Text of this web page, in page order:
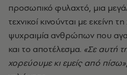
προσωπικό φυλαχτό, μια
τεχνικοί κινούνται με εκείνη
ψυχραιμία ανθρώπων που
και το αποτέλεσμα. «Σε αυτή
χορεύουμε κι εμείς από πίσω»